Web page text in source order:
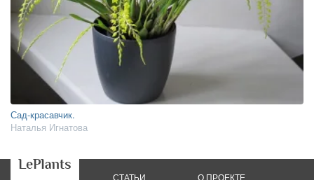
Сад-красавчик.
Наталья Игнатова
СТАТЬИ О ПРОЕКТЕ